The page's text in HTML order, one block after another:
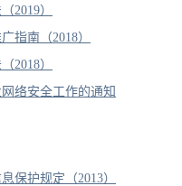
2019）
指南（2018）
2018）
络安全工作的通知
保护规定（2013）